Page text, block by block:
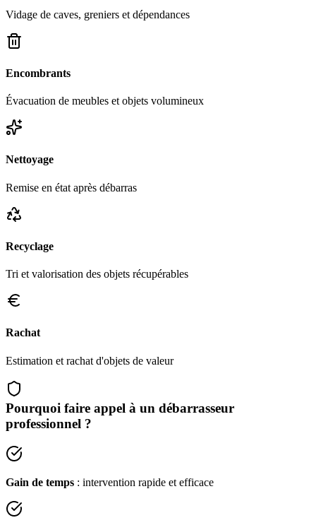
Vidage de caves, greniers et dépendances
Encombrants
Évacuation de meubles et objets volumineux
Nettoyage
Remise en état après débarras
Recyclage
Tri et valorisation des objets récupérables
Rachat
Estimation et rachat d'objets de valeur
Pourquoi faire appel à un débarrasseur
professionnel ?
Gain de temps : intervention rapide et efficace